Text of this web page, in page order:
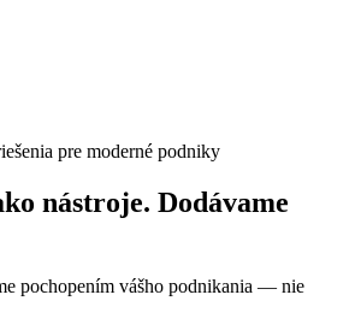
pre moderné podniky
nástroje. Dodávame
pochopením vášho podnikania — nie